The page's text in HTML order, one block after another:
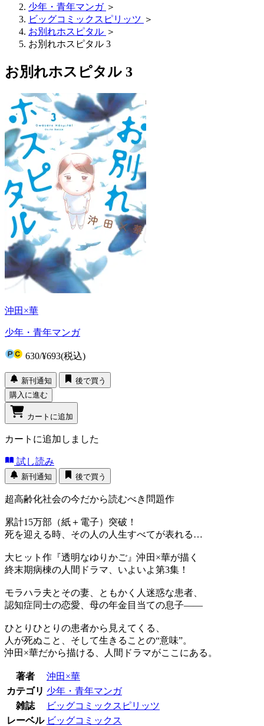
少年・青年マンガ ＞
ビッグコミックスピリッツ ＞
お別れホスピタル ＞
お別れホスピタル 3
お別れホスピタル 3
沖田×華
少年・青年マンガ
630/¥693(税込)
新刊通知
後で買う
購入に進む
カートに追加
カートに追加しました
試し読み
新刊通知 後で買う
超高齢化社会の今だから読むべき問題作
累計15万部（紙＋電子）突破！
死を迎える時、その人の人生すべてが表れる…
大ヒット作『透明なゆりかご』沖田×華が描く
終末期病棟の人間ドラマ、いよいよ第3集！
モラハラ夫とその妻、ともかく人迷惑な患者、
認知症同士の恋愛、母の年金目当ての息子――
ひとりひとりの患者から見えてくる、
人が死ぬこと、そして生きることの“意味”。
沖田×華だから描ける、人間ドラマがここにある。
著者
沖田×華
カテゴリ 少年・青年マンガ
雑誌
ビッグコミックスピリッツ
レーベル ビッグコミックス